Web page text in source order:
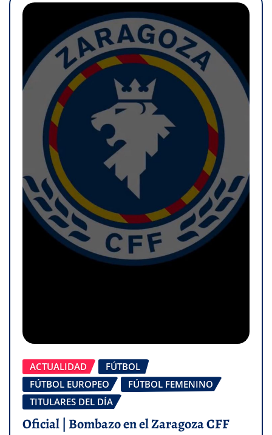
ACTUALIDAD
FÚTBOL
FÚTBOL EUROPEO
FÚTBOL FEMENINO
TITULARES DEL DÍA
Oficial | Bombazo en el Zaragoza CFF